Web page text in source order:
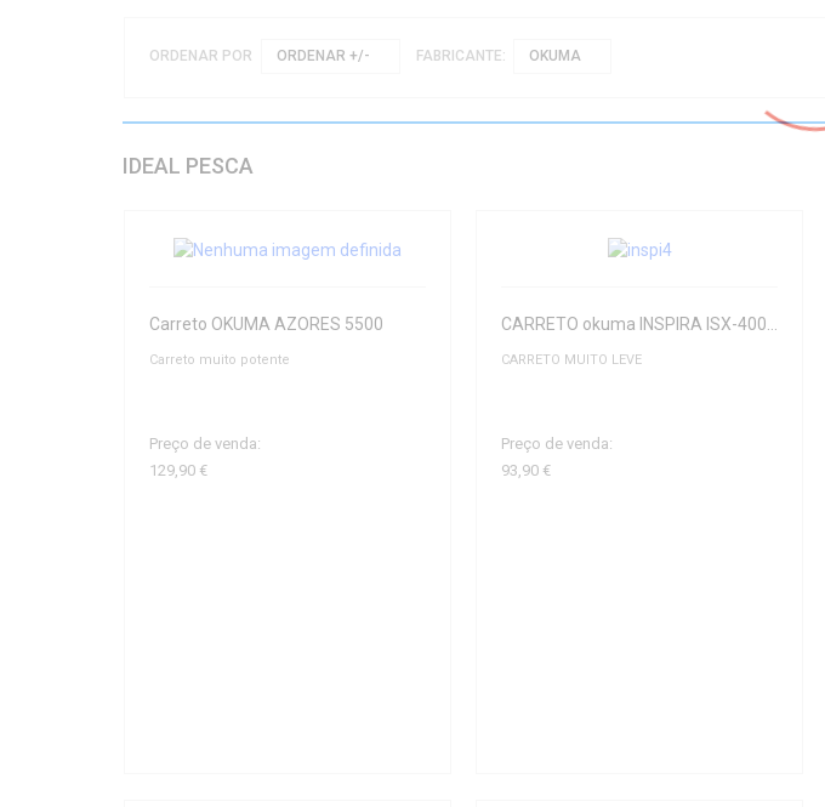
ORDENAR POR ORDENAR +/- FABRICANTE: OKUMA
IDEAL PESCA
Carreto OKUMA AZORES 5500
Carreto muito potente
Preço de venda:
129,90 €
CARRETO MUITO LEVE
Preço de venda:
93,90 €